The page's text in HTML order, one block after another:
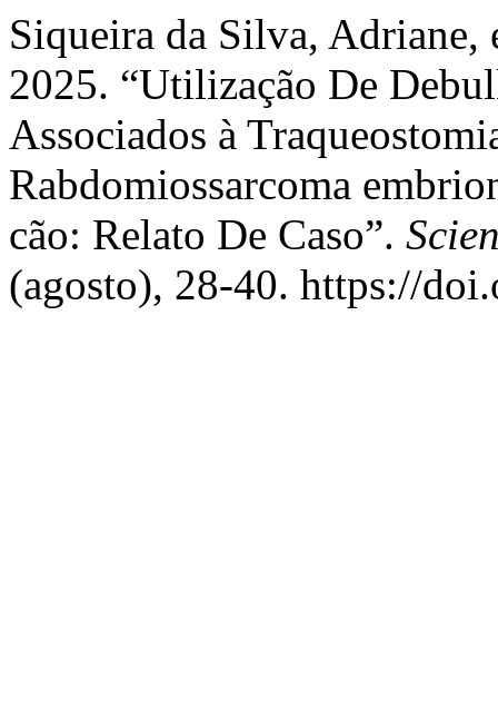
Siqueira da Silva, Adriane,
2025. “Utilização De
Associados à
Rabdomiossarcoma
cão: Relato De Caso”.
(agosto), 28-40. https://